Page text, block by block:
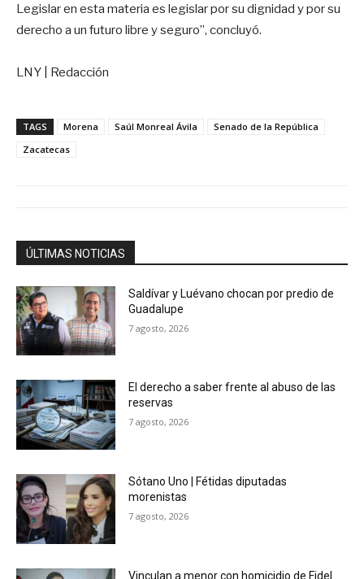
Legislar en esta materia es legislar por su dignidad y por su
derecho a un futuro libre y seguro”, concluyó.
LNY | Redacción
TAGS Morena Saúl Monreal Ávila
Senado de la República
Zacatecas
ÚLTIMAS NOTICIAS
Saldívar y Luévano chocan por predio de
Guadalupe
7 agosto, 2026
El derecho a saber frente al abuso de las
reservas
7 agosto, 2026
Sótano Uno | Fétidas diputadas
morenistas
7 agosto, 2026
Vinculan a menor con homicidio de Fidel